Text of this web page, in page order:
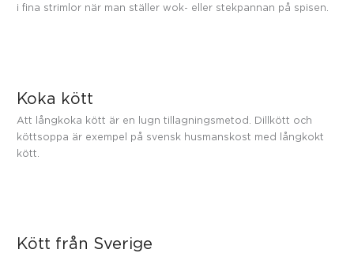
i fina strimlor när man ställer wok- eller stekpannan på spisen.
Koka kött
Att långkoka kött är en lugn tillagningsmetod. Dillkött och
köttsoppa är exempel på svensk husmanskost med långkokt
kött.
Kött från Sverige